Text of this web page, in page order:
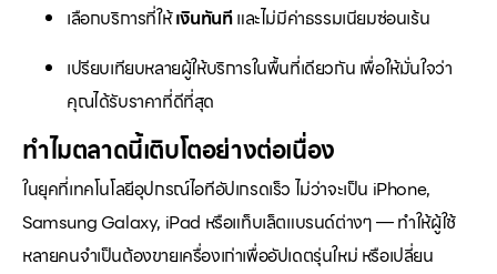
เลือกบริการที่ให้เงินทันทีและไม่มีค่าธรรมเนียมซ่อนเร้น
เปรียบเทียบหลายผู้ให้บริการในพื้นที่เดียวกัน เพื่อให้มั่นใจว่า
คุณได้รับราคาที่ดีที่สุด
ทำไมตลาดนี้เติบโตอย่างต่อเนื่อง
ในยุคที่เทคโนโลยีอุปกรณ์ไอทีอัปเกรดเร็ว ไม่ว่าจะเป็น iPhone,
Samsung Galaxy, iPad หรือแท็บเล็ตแบรนด์ต่างๆ — ทำให้ผู้ใช้
หลายคนจำเป็นต้องขายเครื่องเก่าเพื่ออัปเดตรุ่นใหม่ หรือเปลี่ยน